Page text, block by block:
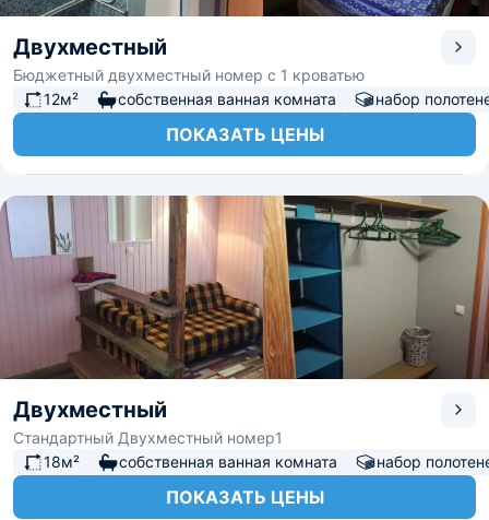
Двухместный
Бюджетный двухместный номер с 1 кроватью
12м²
собственная ванная комната набор
ПОКАЗАТЬ ЦЕНЫ
Двухместный
Стандартный Двухместный номер1
18м²
собственная ванная комната набор
ПОКАЗАТЬ ЦЕНЫ